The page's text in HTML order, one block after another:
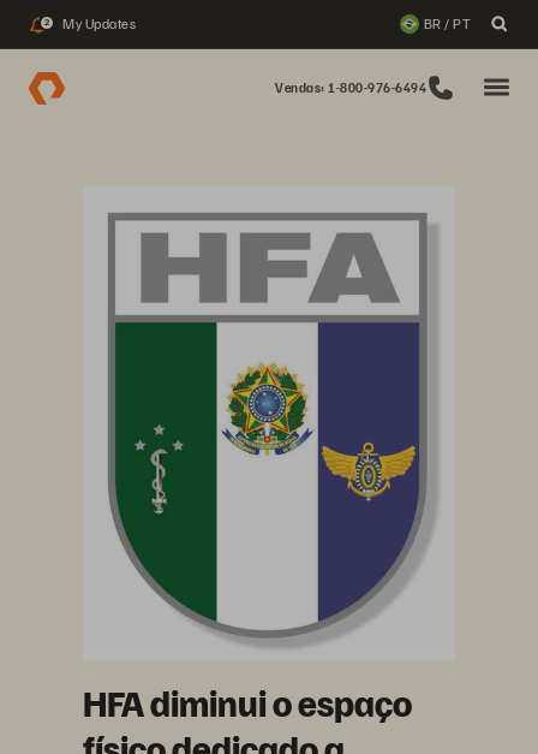
2 My Updates BR / PT
Vendas: 1-800-976-6494
HFA diminui o espaço